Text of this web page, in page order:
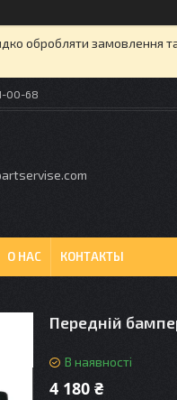
обробляти замовлення
00-68
О НАС КОНТАКТЫ
Передній
В наявності
4 180 ₴